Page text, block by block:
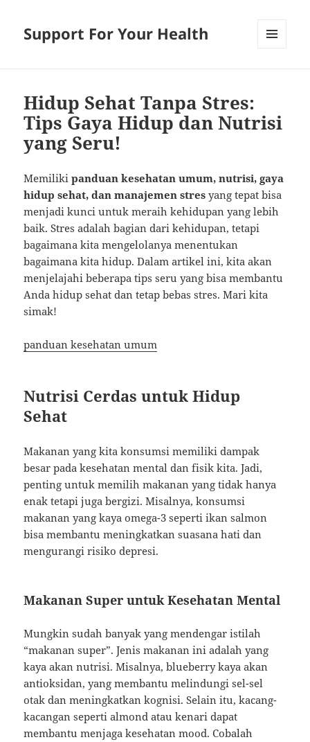
Support For Your Health
Hidup Sehat Tanpa Stres:
Tips Gaya Hidup dan Nutrisi
yang Seru!
Memilikipanduan kesehatan umum, nutrisi, gaya
hidup sehat, dan manajemen stres yang tepat bisa
menjadi kunci untuk meraih kehidupan yang lebih
baik. Stres adalah bagian dari kehidupan, tetapi
bagaimana kita mengelolanya menentukan
bagaimana kita hidup. Dalam artikel ini, kita akan
menjelajahi beberapa tips seru yang bisa membantu
Anda hidup sehat dan tetap bebas stres. Mari kita
simak!
panduan kesehatan umum
Nutrisi Cerdas untuk Hidup
Sehat
Makanan yang kita konsumsi memiliki dampak
besar pada kesehatan mental dan fisik kita. Jadi,
penting untuk memilih makanan yang tidak hanya
enak tetapi juga bergizi. Misalnya, konsumsi
makanan yang kaya omega-3 seperti ikan salmon
bisa membantu meningkatkan suasana hati dan
mengurangi risiko depresi.
Makanan Super untuk Kesehatan Mental
Mungkin sudah banyak yang mendengar istilah
“makanan super”. Jenis makanan ini adalah yang
kaya akan nutrisi. Misalnya, blueberry kaya akan
antioksidan, yang membantu melindungi sel-sel
otak dan meningkatkan kognisi. Selain itu, kacang-
kacangan seperti almond atau kenari dapat
membantu menjaga kesehatan mood. Cobalah